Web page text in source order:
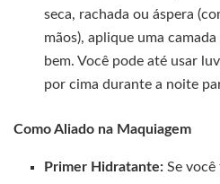
seca, rachada ou áspera
mãos), aplique uma
bem. Você pode até usar
por cima durante a noite
Como Aliado na Maquiagem
Primer Hidratante: Se você